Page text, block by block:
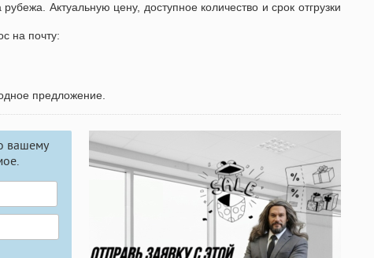
Актуальную цену, доступное количество и срок отгрузки
на почту:
предложение.
вашему